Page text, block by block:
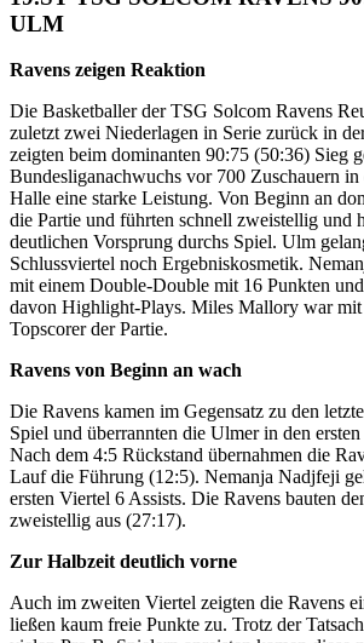
ULM
Ravens zeigen Reaktion
Die Basketballer der TSG Solcom Ravens
zuletzt zwei Niederlagen in Serie zurück in
zeigten beim dominanten 90:75 (50:36) Sieg
Bundesliganachwuchs vor 700 Zuschauern
Halle eine starke Leistung. Von Beginn an
die Partie und führten schnell zweistellig und
deutlichen Vorsprung durchs Spiel. Ulm
Schlussviertel noch Ergebniskosmetik.
mit einem Double-Double mit 16 Punkten
davon Highlight-Plays. Miles Mallory war mit
Topscorer der Partie.
Ravens von Beginn an wach
Die Ravens kamen im Gegensatz zu den
Spiel und überrannten die Ulmer in den
Nach dem 4:5 Rückstand übernahmen die
Lauf die Führung (12:5). Nemanja Nadjfeji
ersten Viertel 6 Assists. Die Ravens bauten
zweistellig aus (27:17).
Zur Halbzeit deutlich vorne
Auch im zweiten Viertel zeigten die Ravens
ließen kaum freie Punkte zu. Trotz der